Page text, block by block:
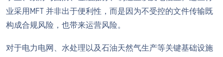
业采用MFT 并非出于便利性，而是因为不受控的文件传输既
构成合规风险，也带来运营风险。
对于电力电网、水处理以及石油天然气生产等关键基础设施